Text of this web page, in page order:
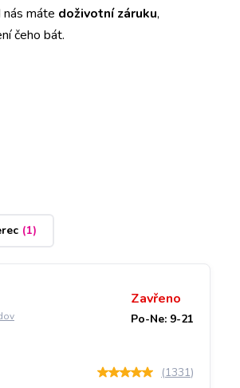
nás máte doživotní záruku,
čeho bát.
(1)
Zavřeno
Po-Ne: 9-21
(1331)